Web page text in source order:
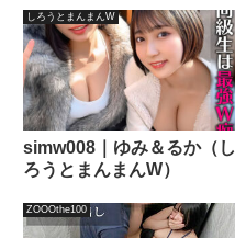
しろうとまんまんW
simw008｜ゆみ＆るか（し
ろうとまんまんW）
ZOOOthe100